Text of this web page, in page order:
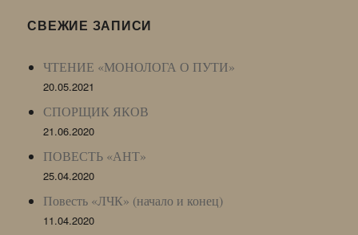
LJ
СВЕЖИЕ ЗАПИСИ
ЧТЕНИЕ «МОНОЛОГА О ПУТИ»
20.05.2021
СПОРЩИК ЯКОВ
21.06.2020
ПОВЕСТЬ «АНТ»
25.04.2020
Повесть «ЛЧК» (начало и конец)
11.04.2020